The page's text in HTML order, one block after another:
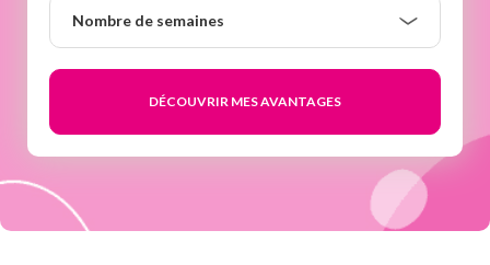
semaines
Nombre de semaines